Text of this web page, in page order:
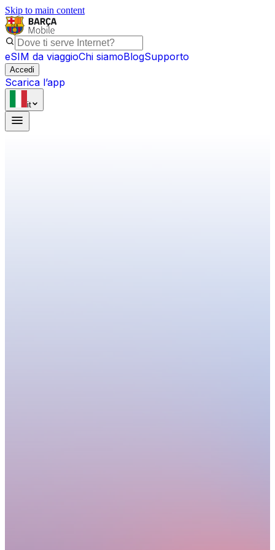
Skip to main content
eSIM da viaggioChi siamoBlogSupporto
Accedi
Scarica l’app
it